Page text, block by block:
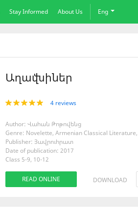
Stay Informed About Us Eng
Աղավնիներ
4 reviews
Author: Վահան Թոթովենց
Genre: Novelette, Armenian Classical
Publisher: Յավրուհրատ
Date of publication: 2017
Class 5-9, 10-12
READ ONLINE DOWNLOAD